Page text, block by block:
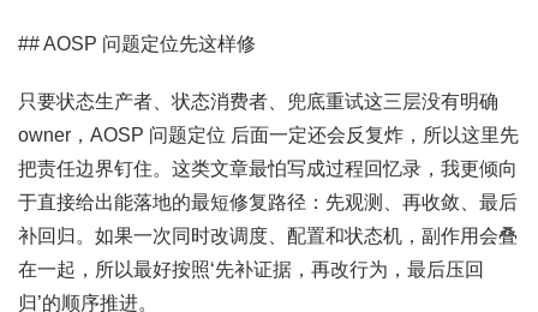
## AOSP 问题定位先这样修
只要状态生产者、状态消费者、兜底重试这三层没有明确
owner，AOSP 问题定位 后面一定还会反复炸，所以这里先
把责任边界钉住。这类文章最怕写成过程回忆录，我更倾向
于直接给出能落地的最短修复路径：先观测、再收敛、最后
补回归。如果一次同时改调度、配置和状态机，副作用会叠
在一起，所以最好按照‘先补证据，再改行为，最后压回
归’的顺序推进。